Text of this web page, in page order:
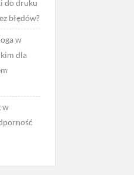
do druku
błędów?
w
dla
w